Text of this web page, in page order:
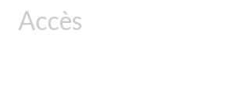
Accès